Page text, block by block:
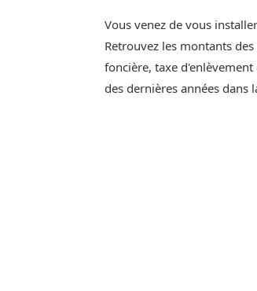
Vous venez de vous
Retrouvez les montants
foncière, taxe
des dernières années dans